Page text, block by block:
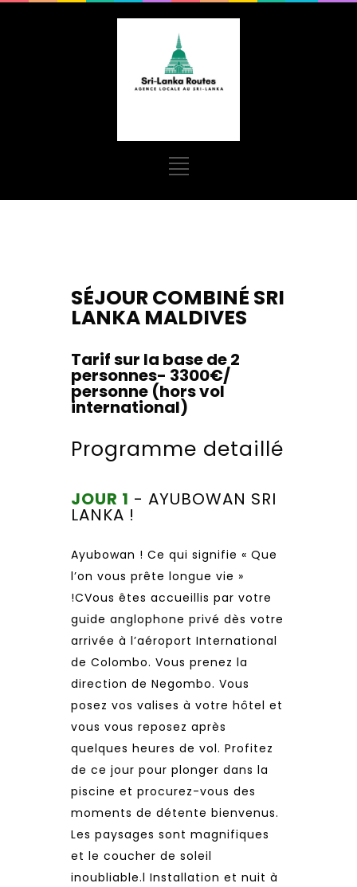
SÉJOUR COMBINÉ SRI
LANKA MALDIVES
Tarif sur la base de 2
personnes- 3300€/
personne (hors vol
international)
Programme detaillé
JOUR 1 - AYUBOWAN SRI
LANKA !
Ayubowan ! Ce qui signifie « Que
l’on vous prête longue vie »
!CVous êtes accueillis par votre
guide anglophone privé dès votre
arrivée à l’aéroport International
de Colombo. Vous prenez la
direction de Negombo. Vous
posez vos valises à votre hôtel et
vous vous reposez après
quelques heures de vol. Profitez
de ce jour pour plonger dans la
piscine et procurez-vous des
moments de détente bienvenus.
Les paysages sont magnifiques
et le coucher de soleil
inoubliable.l Installation et nuit à